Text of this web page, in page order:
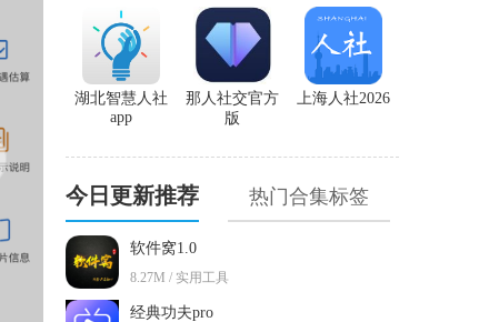
上海人社2026
那人社交官方
版
湖北智慧人社
app
今日更新推荐 热门合集标签
软件窝1.0
8.27M / 实用工具
经典功夫pro